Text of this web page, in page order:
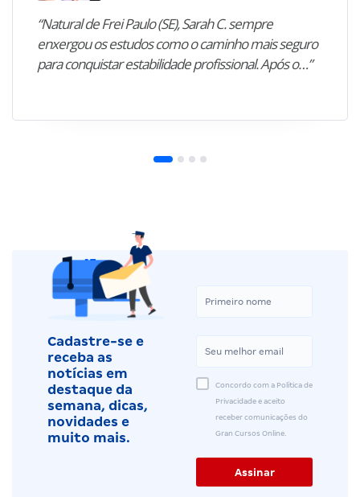
“Natural de Frei Paulo (SE), Sarah C. sempre
enxergou os estudos como o caminho mais seguro
para conquistar estabilidade profissional. Após o…”
Cadastre-se e
receba as
notícias em
destaque da
semana, dicas,
novidades e
muito mais.
Concordo com a Política de
Privacidade e aceito
receber comunicações do
Gran Cursos Online.